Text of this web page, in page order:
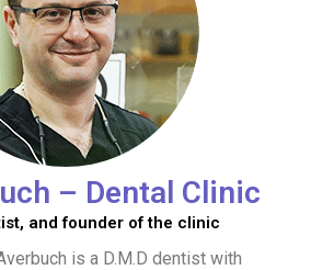
– Dental Clinic
and founder of the clinic
is a D.M.D dentist with